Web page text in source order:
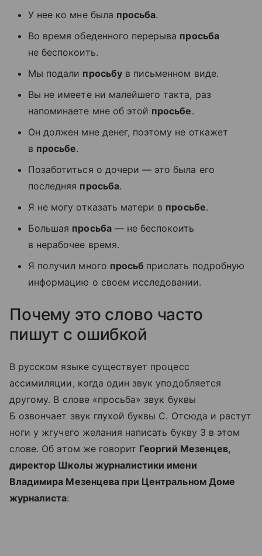
У нее ко мне была просьба.
Во время обеденного перерыва просьба
не беспокоить.
Мы подали просьбув письменном виде.
Вы не имеете ни малейшего такта, раз
напоминаете мне об этой просьбе.
Он должен мне денег, поэтому не откажет
в просьбе.
Позаботиться о дочери — это была его
последняя просьба.
Я не могу отказать матери в просьбе.
Большая просьба— не беспокоить
в нерабочее время.
Я получил много просьб прислать подробную
информацию о своем исследовании.
Почему это слово часто
пишут с ошибкой
В русском языке существует процесс
ассимиляции, когда один звук уподобляется
другому. В слове «просьба» звук буквы
Б озвончает звук глухой буквы С. Отсюда и растут
ноги у жгучего желания написать букву З в этом
слове. Об этом же говорит Георгий Мезенцев,
директор Школы журналистики имени
Владимира Мезенцева при Центральном Доме
журналиста: